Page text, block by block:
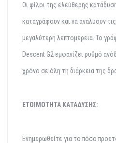
Οι φίλοι της ελεύθερης
καταγράφουν και να αναλύουν
μεγαλύτερη λεπτομέρεια. Το
Descent G2 εμφανίζει ρυθμό
χρόνο σε όλη τη διάρκεια της
ΕΤΟΙΜΟΤΗΤΑ ΚΑΤΑΔΥΣΗΣ:
Ενημερωθείτε για το πόσο